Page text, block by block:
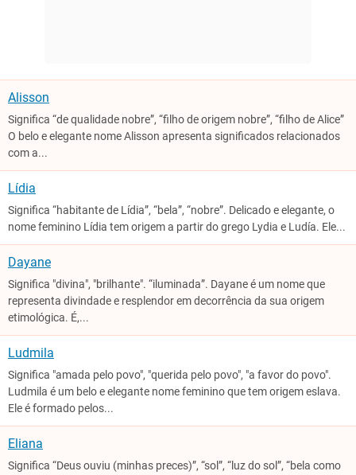
Alisson
Significa “de qualidade nobre”, “filho de origem nobre”, “filho de Alice”
O belo e elegante nome Alisson apresenta significados relacionados
com a...
Lídia
Significa “habitante de Lídia”, “bela”, “nobre”. Delicado e elegante, o
nome feminino Lídia tem origem a partir do grego Lydia e Ludía. Ele...
Dayane
Significa "divina", "brilhante". “iluminada”. Dayane é um nome que
representa divindade e resplendor em decorrência da sua origem
etimológica. É,...
Ludmila
Significa "amada pelo povo", "querida pelo povo", "a favor do povo".
Ludmila é um belo e elegante nome feminino que tem origem eslava.
Ele é formado pelos...
Eliana
Significa “Deus ouviu (minhas preces)”, “sol”, “luz do sol”, “bela como